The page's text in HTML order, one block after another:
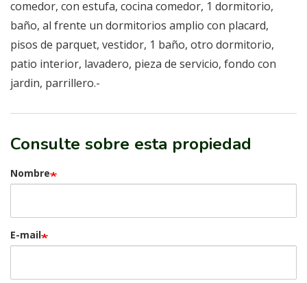
comedor, con estufa, cocina comedor, 1 dormitorio,
baño, al frente un dormitorios amplio con placard,
pisos de parquet, vestidor, 1 baño, otro dormitorio,
patio interior, lavadero, pieza de servicio, fondo con
jardin, parrillero.-
Consulte sobre esta propiedad
Nombre
E-mail